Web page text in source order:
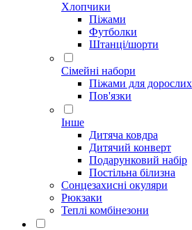
Хлопчики
Піжами
Футболки
Штанці/шорти
Сімейні набори
Піжами для дорослих
Пов'язки
Інше
Дитяча ковдра
Дитячий конверт
Подарунковий набір
Постільна білизна
Сонцезахисні окуляри
Рюкзаки
Теплі комбінезони